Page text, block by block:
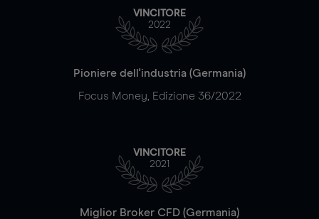
VINCITORE
2022
Pioniere dell'industria (Germania)
Focus Money, Edizione 36/2022
VINCITORE
2021
Miglior Broker CFD (Germania)